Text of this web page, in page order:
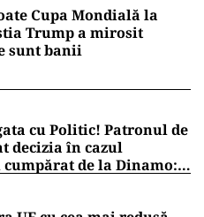
Cupa Mondială la
Trump a mirosit
sunt banii
cu Politic! Patronul de
decizia în cazul
de la Dinamo: